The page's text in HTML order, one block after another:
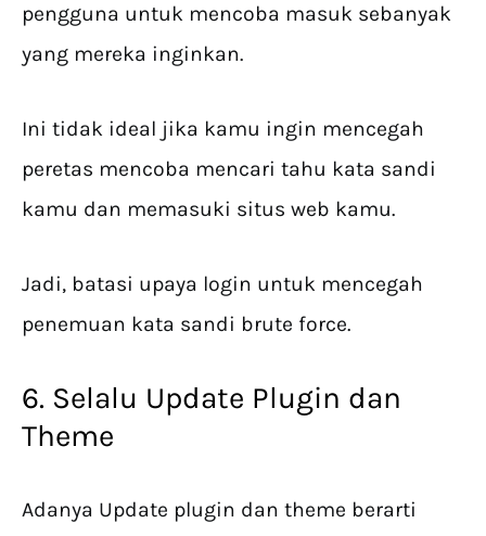
pengguna untuk mencoba masuk sebanyak
yang mereka inginkan.
Ini tidak ideal jika kamu ingin mencegah
peretas mencoba mencari tahu kata sandi
kamu dan memasuki situs web kamu.
Jadi, batasi upaya login untuk mencegah
penemuan kata sandi brute force.
6. Selalu Update Plugin dan
Theme
Adanya Update plugin dan theme berarti